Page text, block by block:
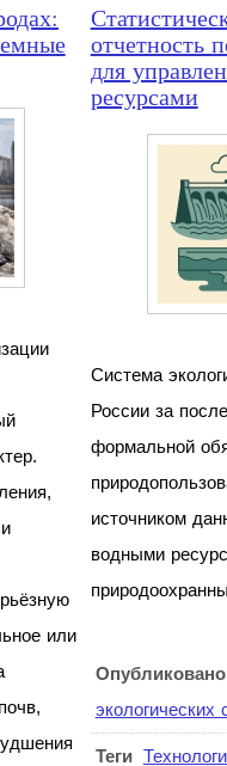
или
отчетность
для
ресурсами
Система
России за
формальной
источником
водными
Опубликовано
экологических
Теги